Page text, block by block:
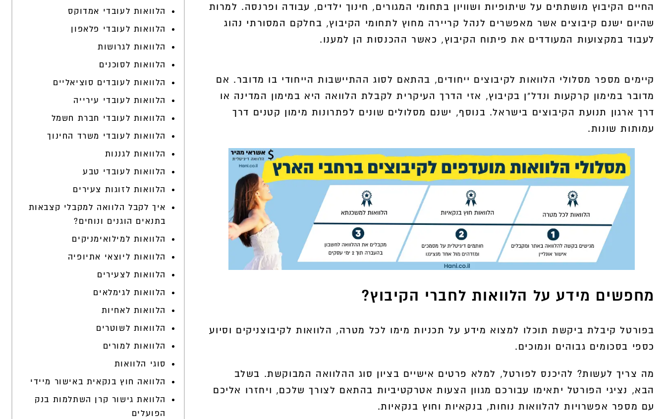
3,000 400,000
החיים הקיבוץ מושתתים על שיתופיות ושוויון בתחומי המגורים, חינוך ילדים, עבודה ופרנסה. למרות
שהיום ישנם קיבוצים אשר מאפשרים לנהל קריירה מחוץ לתחומי הקיבוץ, בחלקם המסורתי נהוג
לעבוד במקצועות המעודדים את פיתוח הקיבוץ, כאשר ההכנסות הן למענו.
קיימים מספר מסלולי הלוואות לקיבוצים ייחודים, בהתאם לסוג ההתיישבות הייחודי בו מדובר. אם
מדובר במימון קרקעות ונדל"ן בקיבוץ, אזי הדרך העיקרית לקבלת הלוואה היא במימון המדינה או
דרך ארגון תנועת הקיבוצים בישראל. בנוסף, ישנם מסלולים שונים לפתרונות מימון קטנים דרך
עמותות שונות.
מחפשים מידע על הלוואות לחברי הקיבוץ?
בפורטל קיבלת ביקשת תוכלו למצוא מידע על תכניות מימו לכל מטרה, הלוואות לקיבוצניקים וסיוע
כספי בסכומים גבוהים ונמוכים.
מה צריך לעשות? להיכנס לפורטל, למלא פרטים אישיים בציון סוג ההלוואה המבוקשת. בשלב
הבא, נציגי הפורטל יתאימו עבורכם מגוון הצעות אטרקטיביות בהתאם לצורך שלכם, ויחזרו אליכם
עם מספר אפשרויות להלוואות נוחות, בנקאיות וחוץ בנקאיות.
הלוואות לעובדי אמדוקס
הלוואות לעובדי פלאפון
הלוואות לגרושות
הלוואות לסוכנים
הלוואות לעובדים סוציאליים
הלוואות לעובדי עירייה
הלוואות לעובדי חברת חשמל
הלוואות לעובדי משרד החינוך
הלוואות לגננות
הלוואות לעובדי טבע
הלוואות לזוגות צעירים
איך לקבל הלוואה למקבלי קצבאות
בתנאים הוגנים ונוחים?
הלוואות למילואימניקים
הלוואות ליוצאי אתיופיה
הלוואות לצעירים
הלוואות לגימלאים
הלוואות לאחיות
הלוואות לשוטרים
הלוואות למורים
סוגי הלוואות
הלוואה חוץ בנקאית באישור מיידי
הלוואת גישור קרן השתלמות בנק
הפועלים